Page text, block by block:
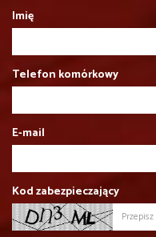
Imię
Telefon komórkowy
E-mail
Kod zabezpieczający